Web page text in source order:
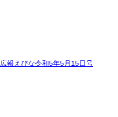
広報えびな令和5年5月15日号